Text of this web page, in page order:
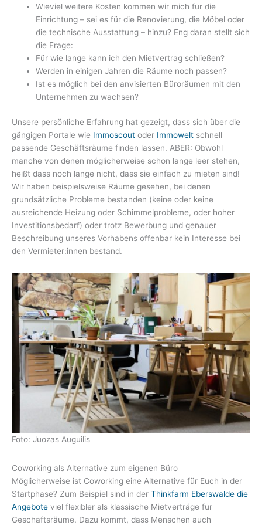
Wieviel weitere Kosten kommen wir mich für die
Einrichtung – sei es für die Renovierung, die Möbel oder
die technische Ausstattung – hinzu? Eng daran stellt sich
die Frage:
Für wie lange kann ich den Mietvertrag schließen?
Werden in einigen Jahren die Räume noch passen?
Ist es möglich bei den anvisierten Büroräumen mit den
Unternehmen zu wachsen?
Unsere persönliche Erfahrung hat gezeigt, dass sich über die
gängigen Portale wie Immoscout oder Immowelt schnell
passende Geschäftsräume finden lassen. ABER: Obwohl
manche von denen möglicherweise schon lange leer stehen,
heißt dass noch lange nicht, dass sie einfach zu mieten sind!
Wir haben beispielsweise Räume gesehen, bei denen
grundsätzliche Probleme bestanden (keine oder keine
ausreichende Heizung oder Schimmelprobleme, oder hoher
Investitionsbedarf) oder trotz Bewerbung und genauer
Beschreibung unseres Vorhabens offenbar kein Interesse bei
den Vermieter:innen bestand.
Foto: Juozas Auguilis
Coworking als Alternative zum eigenen Büro
Möglicherweise ist Coworking eine Alternative für Euch in der
Startphase? Zum Beispiel sind in der Thinkfarm Eberswalde die
Angebote viel flexibler als klassische Mietverträge für
Geschäftsräume. Dazu kommt, dass Menschen auch